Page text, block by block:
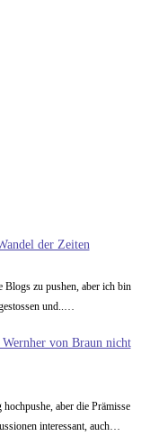
der Zeiten
zu pushen, aber ich bin
und..…
Wernher von Braun nicht
aber die Prämisse
interessant, auch…